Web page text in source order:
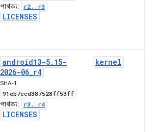
পার্থক্য: r2. . r3
LICENSES
android13-5. 15-
2026-06_r4
SHA-1:
91eb7ccd387528ff53ff
পার্থক্য: r3 . . r4
LICENSES
kernel